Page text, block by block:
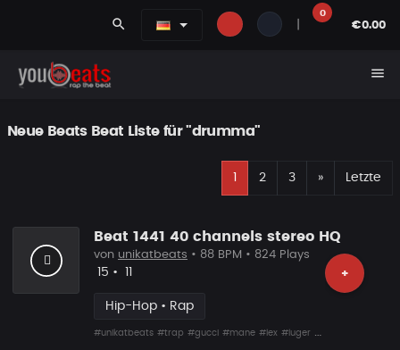
search
0
€0.00
menu
Neue Beats Beat Liste für "drumma"
2 3 »Nächste
Letzte
Beat 1441 40 channels stereo HQ
+
von unikatbeats • 88 BPM • 824 Plays
Likes
15 • Vorgeschlagen
Hip-Hop • Rap
#unikatbeats #trap #gucci #mane #lex #luger #drumma